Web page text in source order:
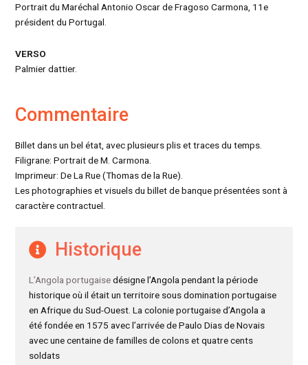
Portrait du Maréchal Antonio Oscar de Fragoso Carmona, 11e
président du Portugal.
VERSO
Palmier dattier.
Commentaire
Billet dans un bel état, avec plusieurs plis et traces du temps.
Filigrane: Portrait de M. Carmona.
Imprimeur: De La Rue (Thomas de la Rue).
Les photographies et visuels du billet de banque présentées sont à
caractère contractuel.
Historique
L’Angola portugaisedésigne l’Angola pendant la période
historique où il était un territoire sous domination portugaise
en Afrique du Sud-Ouest. La colonie portugaise d’Angola a
été fondée en 1575 avec l’arrivée de Paulo Dias de Novais
avec une centaine de familles de colons et quatre cents
soldats